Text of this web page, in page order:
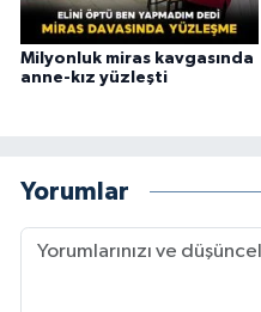
Milyonluk miras kavgasında
anne-kız yüzleşti
Yorumlar